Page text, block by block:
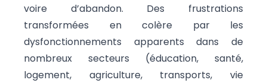
voire d’abandon. Des frustrations
transformées en colère par les
dysfonctionnements apparents dans de
nombreux secteurs (éducation, santé,
logement, agriculture, transports, vie